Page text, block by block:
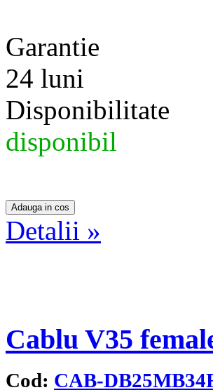
Garantie
24 luni
Disponibilitate
disponibil
Detalii »
Cablu V35
Cod: CAB-